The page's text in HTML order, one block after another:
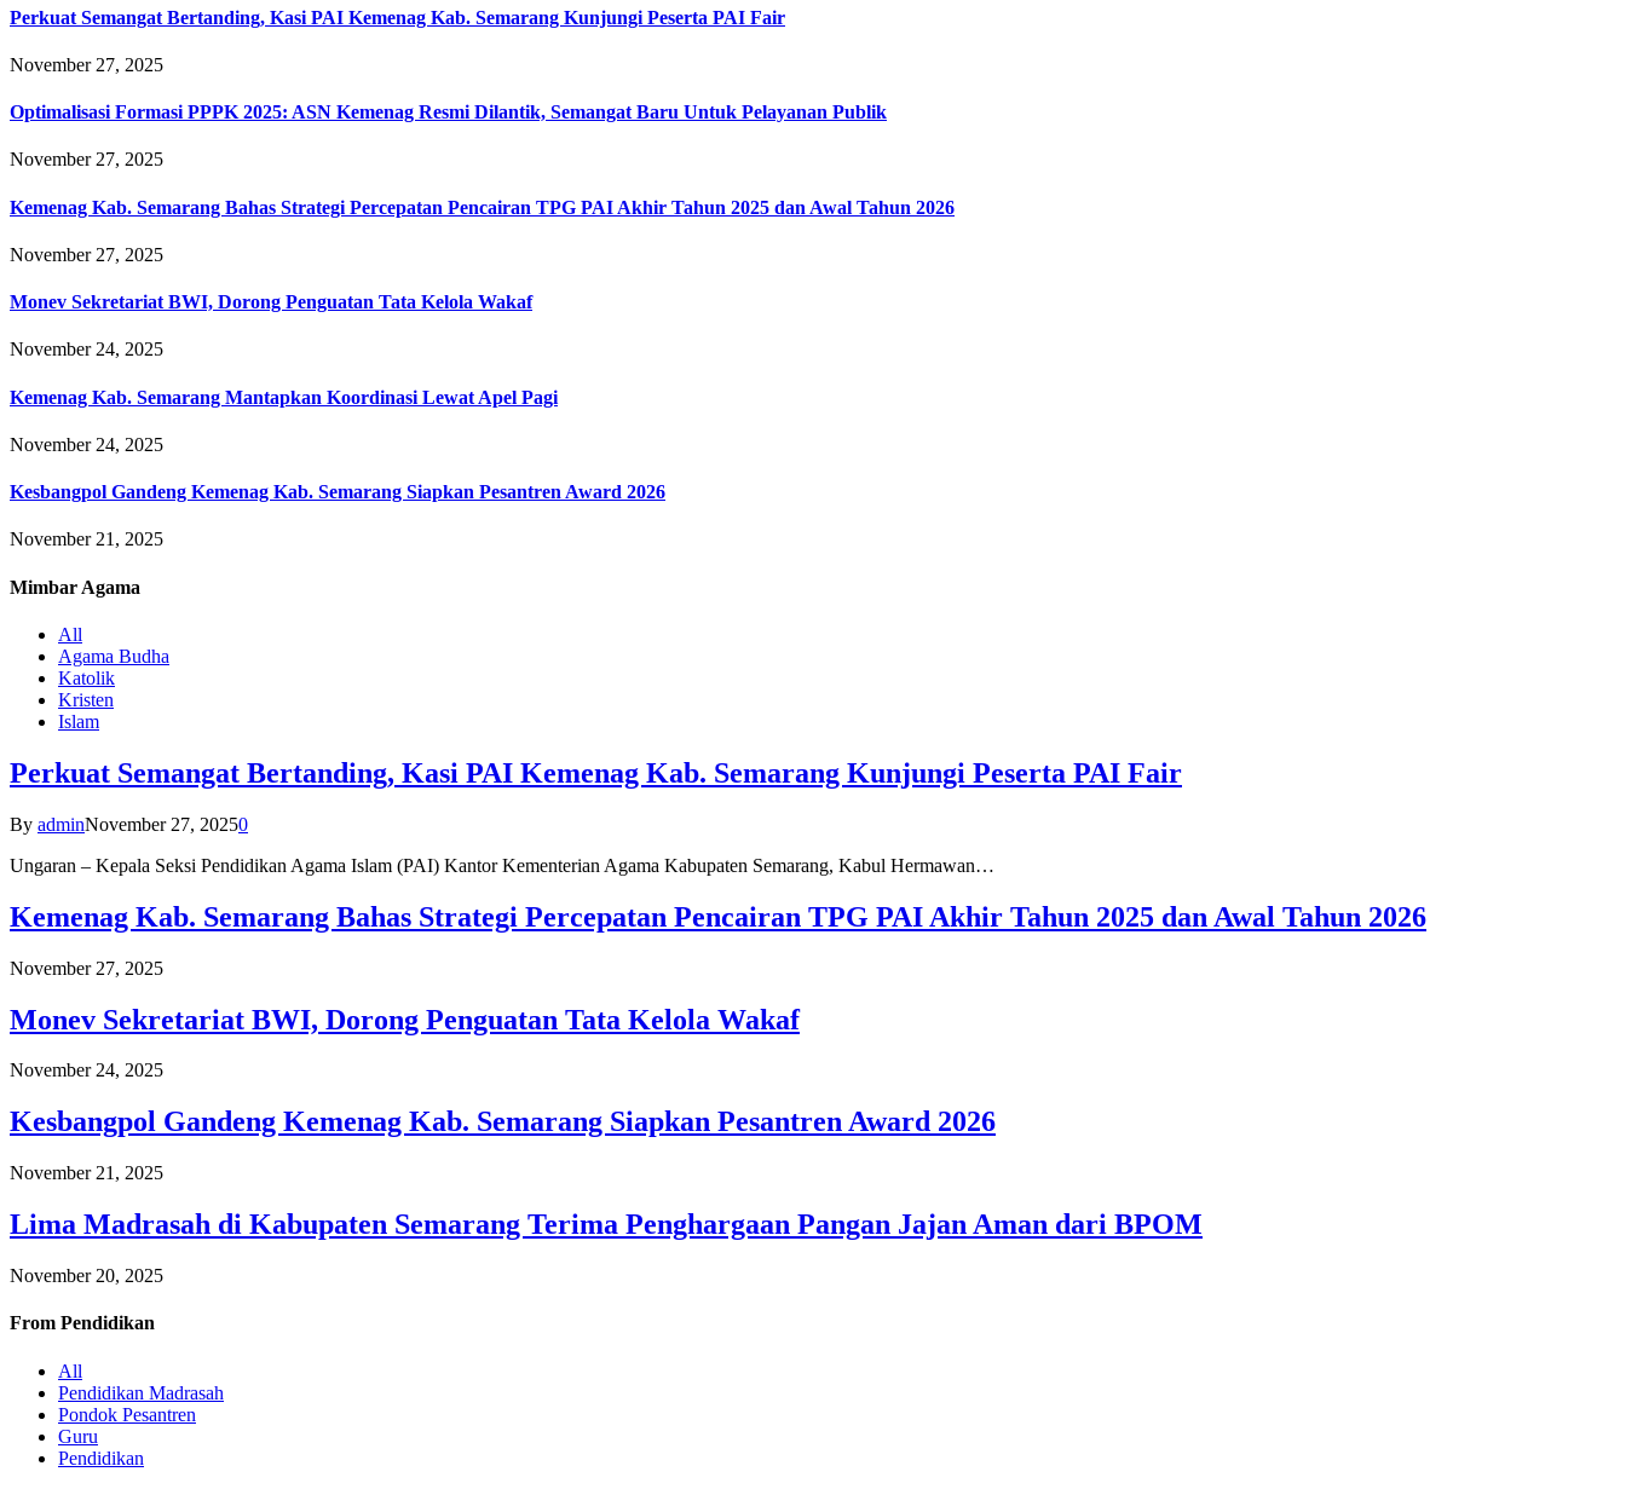
Perkuat Semangat Bertanding, Kasi PAI Kemenag Kab. Semarang Kunjungi Peserta PAI Fair
November 27, 2025
Optimalisasi Formasi PPPK 2025: ASN Kemenag Resmi Dilantik, Semangat Baru Untuk Pelayanan Publik
November 27, 2025
Kemenag Kab. Semarang Bahas Strategi Percepatan Pencairan TPG PAI Akhir Tahun 2025 dan Awal Tahun 2026
November 27, 2025
Monev Sekretariat BWI, Dorong Penguatan Tata Kelola Wakaf
November 24, 2025
Kemenag Kab. Semarang Mantapkan Koordinasi Lewat Apel Pagi
November 24, 2025
Kesbangpol Gandeng Kemenag Kab. Semarang Siapkan Pesantren Award 2026
November 21, 2025
Mimbar Agama
All
Agama Budha
Katolik
Kristen
Islam
Perkuat Semangat Bertanding, Kasi PAI Kemenag Kab. Semarang Kunjungi Peserta PAI Fair
By adminNovember 27, 20250
Ungaran – Kepala Seksi Pendidikan Agama Islam (PAI) Kantor Kementerian Agama Kabupaten Semarang, Kabul Hermawan…
Kemenag Kab. Semarang Bahas Strategi Percepatan Pencairan TPG PAI Akhir Tahun 2025 dan Awal Tahun 2026
November 27, 2025
Monev Sekretariat BWI, Dorong Penguatan Tata Kelola Wakaf
November 24, 2025
Kesbangpol Gandeng Kemenag Kab. Semarang Siapkan Pesantren Award 2026
November 21, 2025
Lima Madrasah di Kabupaten Semarang Terima Penghargaan Pangan Jajan Aman dari BPOM
November 20, 2025
From Pendidikan
All
Pendidikan Madrasah
Pondok Pesantren
Guru
Pendidikan